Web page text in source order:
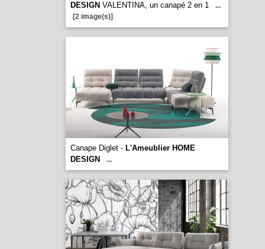
DESIGN VALENTINA, un canapé 2 en 1
...
[2 image(s)]
Canape Diglet - L'Ameublier HOME
DESIGN
...